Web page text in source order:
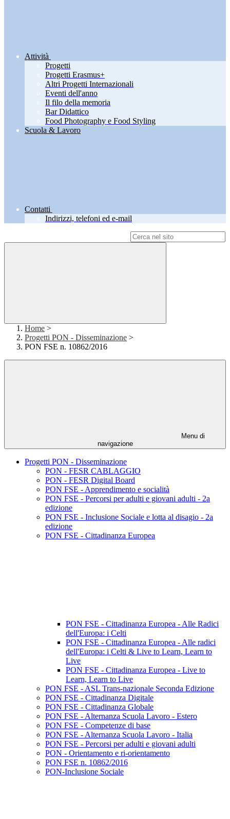
Attività
Progetti
Progetti Erasmus+
Altri Progetti Internazionali
Eventi dell'anno
Il filo della memoria
Bar Didattico
Food Photography e Food Styling
Scuola & Lavoro
Contatti
Indirizzi, telefoni ed e-mail
Home >
Progetti PON - Disseminazione >
PON FSE n. 10862/2016
Menu di
navigazione
Progetti PON - Disseminazione
PON - FESR CABLAGGIO
PON - FESR Digital Board
PON FSE - Apprendimento e socialità
PON FSE - Percorsi per adulti e giovani adulti - 2a
edizione
PON FSE - Inclusione Sociale e lotta al disagio - 2a
edizione
PON FSE - Cittadinanza Europea
PON FSE - Cittadinanza Europea - Alle Radici
dell'Europa: i Celti
PON FSE - Cittadinanza Europea - Alle radici
dell'Europa: i Celti & Live to Learn, Learn to
Live
PON FSE - Cittadinanza Europea - Live to
Learn, Learn to Live
PON FSE - ASL Trans-nazionale Seconda Edizione
PON FSE - Cittadinanza Digitale
PON FSE - Cittadinanza Globale
PON FSE - Alternanza Scuola Lavoro - Estero
PON FSE - Competenze di base
PON FSE - Alternanza Scuola Lavoro - Italia
PON FSE - Percorsi per adulti e giovani adulti
PON - Orientamento e ri-orientamento
PON FSE n. 10862/2016
PON-Inclusione Sociale